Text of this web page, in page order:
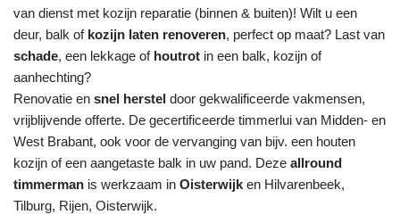
van dienst met kozijn reparatie (binnen & buiten)! Wilt u een
deur, balk of kozijn laten renoveren, perfect op maat? Last van
schade, een lekkage of houtrot in een balk, kozijn of
aanhechting?
Renovatie en snel herstel door gekwalificeerde vakmensen,
vrijblijvende offerte. De gecertificeerde timmerlui van Midden- en
West Brabant, ook voor de vervanging van bijv. een houten
kozijn of een aangetaste balk in uw pand. Deze allround
timmerman is werkzaam in Oisterwijk en Hilvarenbeek,
Tilburg, Rijen, Oisterwijk.